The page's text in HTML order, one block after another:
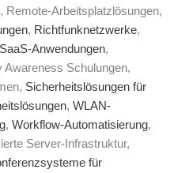
Remote-Arbeitsplatzlösungen,
, Richtfunknetzwerke,
SaaS-Anwendungen,
Awareness Schulungen,
Sicherheitslösungen für
, WLAN-
, Workflow-Automatisierung,
Server-Infrastruktur,
für